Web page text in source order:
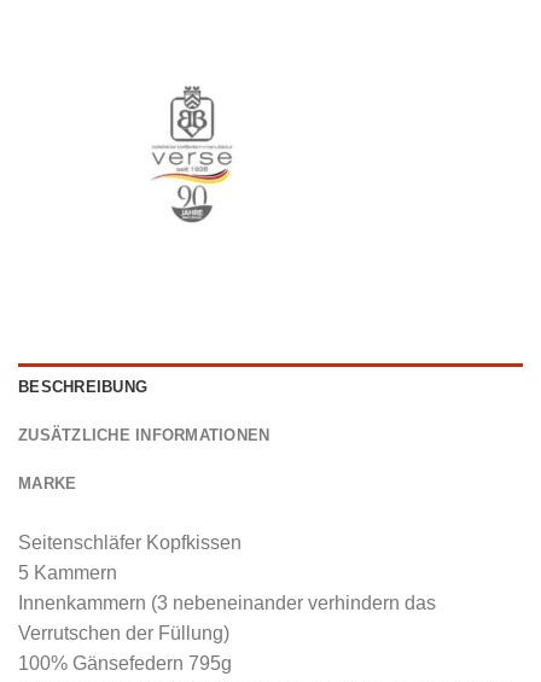
BESCHREIBUNG
ZUSÄTZLICHE INFORMATIONEN
MARKE
Seitenschläfer Kopfkissen
5 Kammern
Innenkammern (3 nebeneinander verhindern das
Verrutschen der Füllung)
100% Gänsefedern 795g